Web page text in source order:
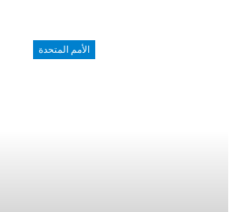
الأمم المتحدة